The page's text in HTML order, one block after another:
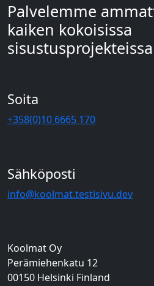
Palvelemme
kaiken kokoisissa
sisustusprojekteissa
Soita
+358(0)10 6665 170
Sähköposti
info@koolmat.testisivu.dev
Koolmat Oy
Perämiehenkatu 12
00150 Helsinki Finland